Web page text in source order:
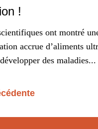
!
ont montré
accrue d’aliments
des maladies...